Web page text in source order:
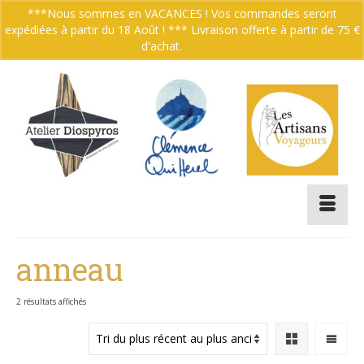
Votre panier 0.00€
anneau
2 résultats affichésTrié
plus
***Nous sommes en VACANCES ! Vos commandes seront
expédiées à partir du 18 Août ! *** Livraison offerte à partir de 75 €
d'achat.